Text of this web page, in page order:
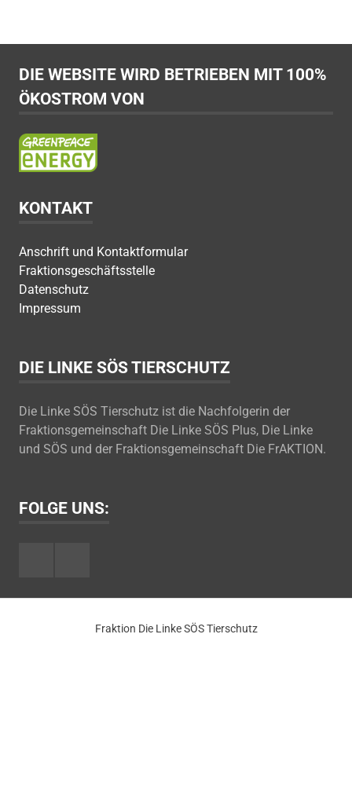
DIE WEBSITE WIRD BETRIEBEN MIT 100%
ÖKOSTROM VON
KONTAKT
Anschrift und Kontaktformular
Fraktionsgeschäftsstelle
Datenschutz
Impressum
DIE LINKE SÖS TIERSCHUTZ
Die Linke SÖS Tierschutz ist die Nachfolgerin der
Fraktionsgemeinschaft Die Linke SÖS Plus, Die Linke
und SÖS und der Fraktionsgemeinschaft Die FrAKTION.
FOLGE UNS:
Fraktion Die Linke SÖS Tierschutz